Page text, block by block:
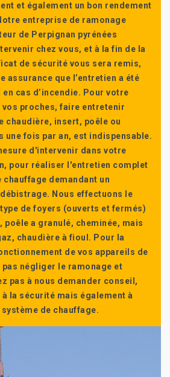
et également un bon rendement
entreprise de ramonage
de Perpignan pyrénées
chez vous, et à la fin de la
de sécurité vous sera remis,
assurance que l’entretien a été
cas d’incendie. Pour votre
proches, faire entretenir
chaudière, insert, poêle ou
une fois par an, est indispensable.
d'intervenir dans votre
pour réaliser l'entretien complet
chauffage demandant un
Nous effectuons le
de foyers (ouverts et fermés)
poêle a granulé, cheminée, mais
chaudière à fioul. Pour la
de vos appareils de
négliger le ramonage et
pas à nous demander conseil,
la sécurité mais également à
système de chauffage.